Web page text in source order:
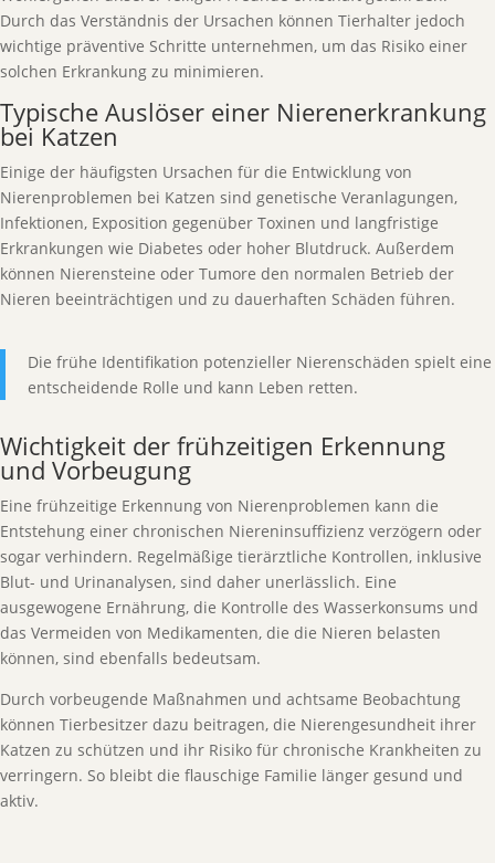
Durch das Verständnis der Ursachen können Tierhalter jedoch
wichtige präventive Schritte unternehmen, um das Risiko einer
solchen Erkrankung zu minimieren.
Typische Auslöser einer Nierenerkrankung
bei Katzen
Einige der häufigsten Ursachen für die Entwicklung von
Nierenproblemen bei Katzen sind genetische Veranlagungen,
Infektionen, Exposition gegenüber Toxinen und langfristige
Erkrankungen wie Diabetes oder hoher Blutdruck. Außerdem
können Nierensteine oder Tumore den normalen Betrieb der
Nieren beeinträchtigen und zu dauerhaften Schäden führen.
Die frühe Identifikation potenzieller Nierenschäden spielt eine
entscheidende Rolle und kann Leben retten.
Wichtigkeit der frühzeitigen Erkennung
und Vorbeugung
Eine frühzeitige Erkennung von Nierenproblemen kann die
Entstehung einer chronischen Niereninsuffizienz verzögern oder
sogar verhindern. Regelmäßige tierärztliche Kontrollen, inklusive
Blut- und Urinanalysen, sind daher unerlässlich. Eine
ausgewogene Ernährung, die Kontrolle des Wasserkonsums und
das Vermeiden von Medikamenten, die die Nieren belasten
können, sind ebenfalls bedeutsam.
Durch vorbeugende Maßnahmen und achtsame Beobachtung
können Tierbesitzer dazu beitragen, die Nierengesundheit ihrer
Katzen zu schützen und ihr Risiko für chronische Krankheiten zu
verringern. So bleibt die flauschige Familie länger gesund und
aktiv.